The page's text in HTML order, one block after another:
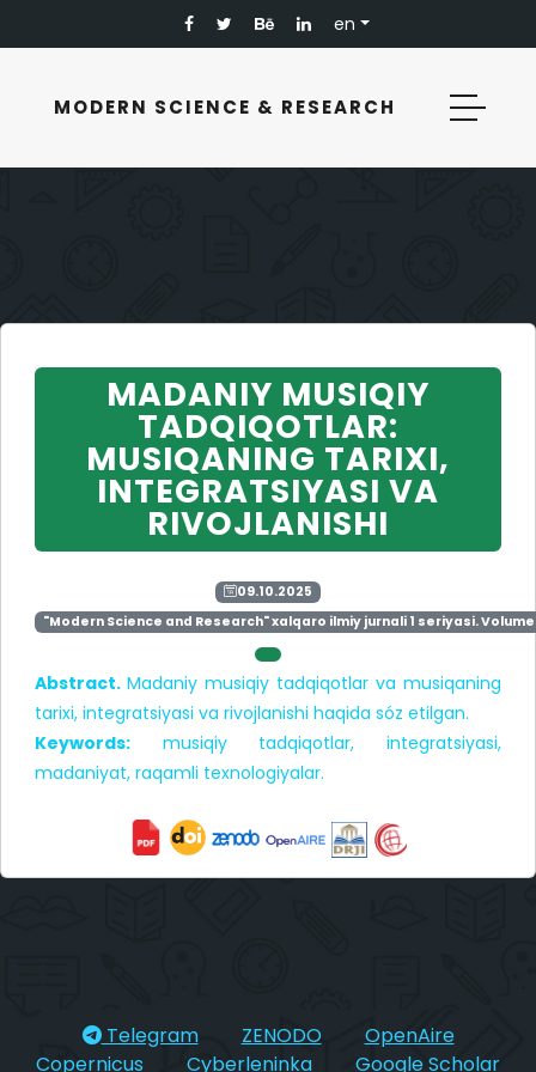
en
MODERN SCIENCE & RESEARCH
MADANIY MUSIQIY
TADQIQOTLAR:
MUSIQANING TARIXI,
INTEGRATSIYASI VA
RIVOJLANISHI
09.10.2025
"Modern Science and Research" xalqaro ilmiy jurnali 1 seriyasi. Volume
Abstract. Madaniy musiqiy tadqiqotlar va musiqaning
tarixi, integratsiyasi va rivojlanishi haqida sóz etilgan.
Keywords: musiqiy tadqiqotlar, integratsiyasi,
madaniyat, raqamli texnologiyalar.
Telegram ZENODO
OpenAire
Copernicus
Cyberleninka Google Scholar